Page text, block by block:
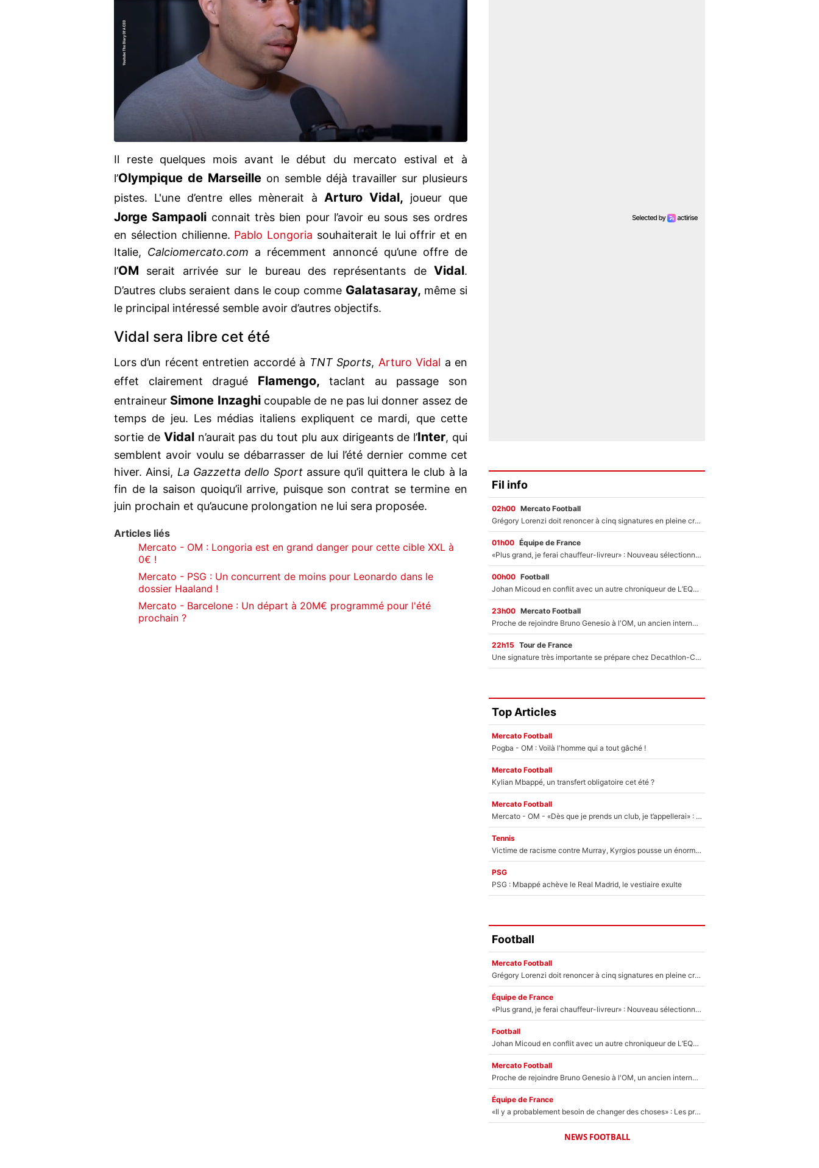
Il reste quelques mois avant le début du mercato estival et à
l’Olympique de Marseille on semble déjà travailler sur plusieurs
pistes. L'une d’entre elles mènerait à Arturo Vidal, joueur que
Jorge Sampaoli connait très bien pour l’avoir eu sous ses ordres
en sélection chilienne. Pablo Longoria souhaiterait le lui offrir et en
Italie, Calciomercato.com a récemment annoncé qu’une offre de
l’OM serait arrivée sur le bureau des représentants de Vidal.
D’autres clubs seraient dans le coup comme Galatasaray, même si
le principal intéressé semble avoir d’autres objectifs.
Vidal sera libre cet été
Lors d’un récent entretien accordé à TNT Sports, Arturo Vidal a en
effet clairement dragué Flamengo, taclant au passage son
entraineur Simone Inzaghicoupable de ne pas lui donner assez de
temps de jeu. Les médias italiens expliquent ce mardi, que cette
sortie de Vidal n’aurait pas du tout plu aux dirigeants de l’Inter, qui
semblent avoir voulu se débarrasser de lui l’été dernier comme cet
hiver. Ainsi, La Gazzetta dello Sportassure qu’il quittera le club à la
fin de la saison quoiqu’il arrive, puisque son contrat se termine en
juin prochain et qu’aucune prolongation ne lui sera proposée.
Articles liés
Mercato - OM : Longoria est en grand danger pour cette cible XXL à
0€ !
Mercato - PSG : Un concurrent de moins pour Leonardo dans le
dossier Haaland !
Mercato - Barcelone : Un départ à 20M€ programmé pour l'été
prochain ?
Fil info
02h00 Mercato Football
Grégory Lorenzi doit renoncer à cinq signatures en pleine crise financière : L’IA propose sept noms à l’OM pour un mercato réussi... à seulement 5M€ !
01h00 Équipe de France
«Plus grand, je ferai chauffeur-livreur» : Nouveau sélectionneur des Bleus, Zinédine Zidane s’était imaginé un avenir très différent lorsqu'il était enfant
00h00 Football
Johan Micoud en conflit avec un autre chroniqueur de L’EQUIPE du Soir : «Pendant un moment, je ne les ai pas remis ensemble dans l'émission»
23h00 Mercato Football
Proche de rejoindre Bruno Genesio à l'OM, un ancien international français va finalement débarquer... sur RMC !
22h15 Tour de France
Une signature très importante se prépare chez Decathlon-CMA CGM pour aider Paul Seixas à gagner le Tour de France 2027
Top Articles
Mercato Football
Pogba - OM : Voilà l'homme qui a tout gâché !
Mercato Football
Kylian Mbappé, un transfert obligatoire cet été ?
Mercato Football
Mercato - OM - «Dès que je prends un club, je t’appellerai» : La promesse de Marcelino au moment de claquer la porte
Tennis
Victime de racisme contre Murray, Kyrgios pousse un énorme coup de gueule !
PSG
PSG : Mbappé achève le Real Madrid, le vestiaire exulte
Football
Mercato Football
Grégory Lorenzi doit renoncer à cinq signatures en pleine crise financière : L’IA propose sept noms à l’OM pour un mercato réussi... à seulement 5M€ !
Équipe de France
«Plus grand, je ferai chauffeur-livreur» : Nouveau sélectionneur des Bleus, Zinédine Zidane s’était imaginé un avenir très différent lorsqu'il était enfant
Football
Johan Micoud en conflit avec un autre chroniqueur de L’EQUIPE du Soir : «Pendant un moment, je ne les ai pas remis ensemble dans l'émission»
Mercato Football
Proche de rejoindre Bruno Genesio à l'OM, un ancien international français va finalement débarquer... sur RMC !
Équipe de France
«Il y a probablement besoin de changer des choses» : Les premiers changements de Zinedine Zidane en équipe de France sont révélés ?
NEWS FOOTBALL